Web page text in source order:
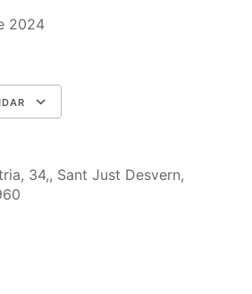
2024
34,, Sant Just Desvern,